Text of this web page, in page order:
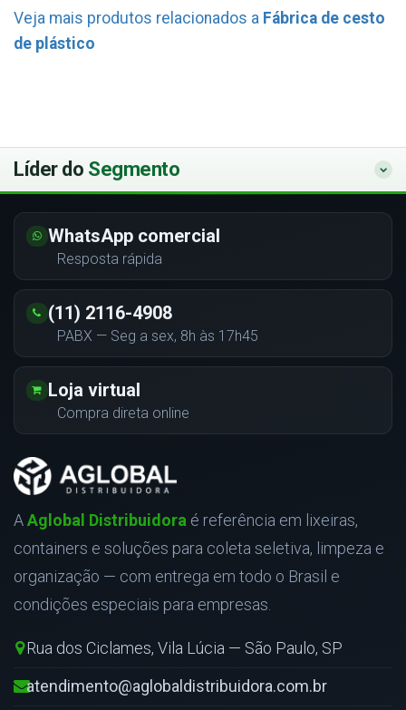
WhatsApp
Veja mais produtos relacionados a Fábrica de cesto
de plástico
Líder do Segmento
WhatsApp comercial
Resposta rápida
(11) 2116-4908
PABX — Seg a sex, 8h às 17h45
Loja virtual
Compra direta online
AAglobal Distribuidora é referência em lixeiras,
containers e soluções para coleta seletiva, limpeza e
organização — com entrega em todo o Brasil e
condições especiais para empresas.
Rua dos Ciclames, Vila Lúcia — São Paulo, SP
atendimento@aglobaldistribuidora.com.br